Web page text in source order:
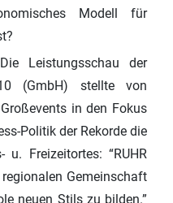
Modell für
Leistungsschau der
(GmbH) stellte von
in den Fokus
Politik der Rekorde die
u. Freizeitortes: “RUHR
Gemeinschaft
neuen Stils zu bilden.”